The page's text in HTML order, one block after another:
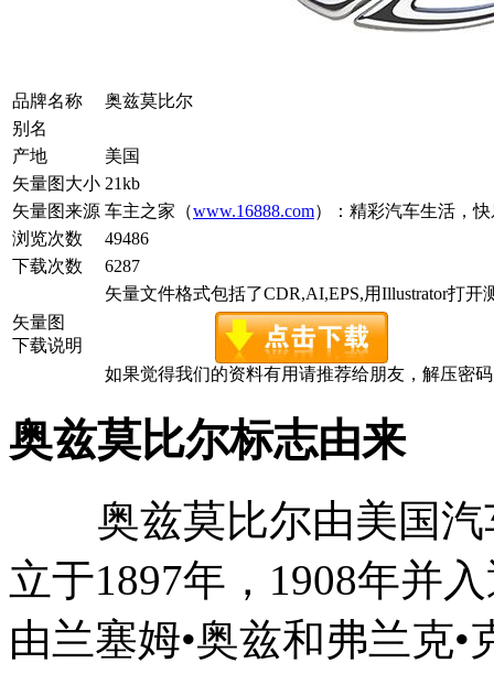
品牌名称
奥兹莫比尔
别名
产地
美国
矢量图大小 21kb
矢量图来源 车主之家（www.16888.com）：精彩汽车生活，
浏览次数
49486
下载次数
6287
矢量图
下载说明
矢量文件格式包括了CDR,AI,EPS,用Illustrator打开
如果觉得我们的资料有用请推荐给朋友，解压密码
奥兹莫比尔标志由来
奥兹莫比尔由美国汽
立于1897年，1908年并
由兰塞姆•奥兹和弗兰克